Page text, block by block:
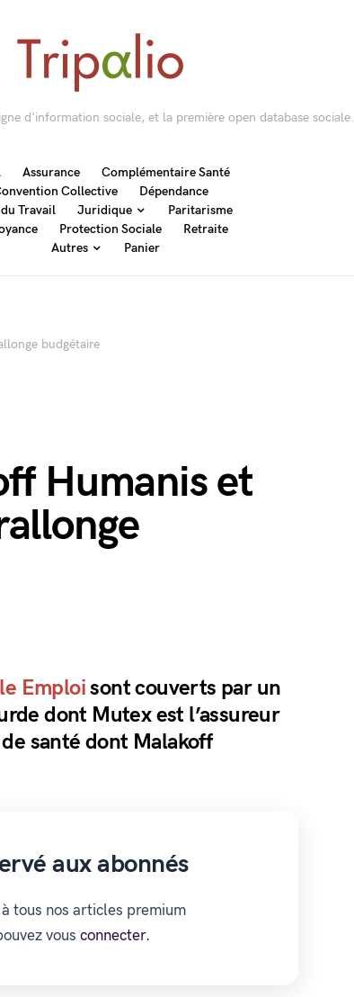
d'information sociale, et la première open database sociale.
Assurance
Complémentaire Santé
Collective
Dépendance
Travail
Juridique
Paritarisme
Protection Sociale
Retraite
Autres
Panier
budgétaire
Humanis et
Emploisont couverts par un
dont Mutex est l’assureur
santé dont Malakoff
aux abonnés
tous nos articles premium
vous connecter.